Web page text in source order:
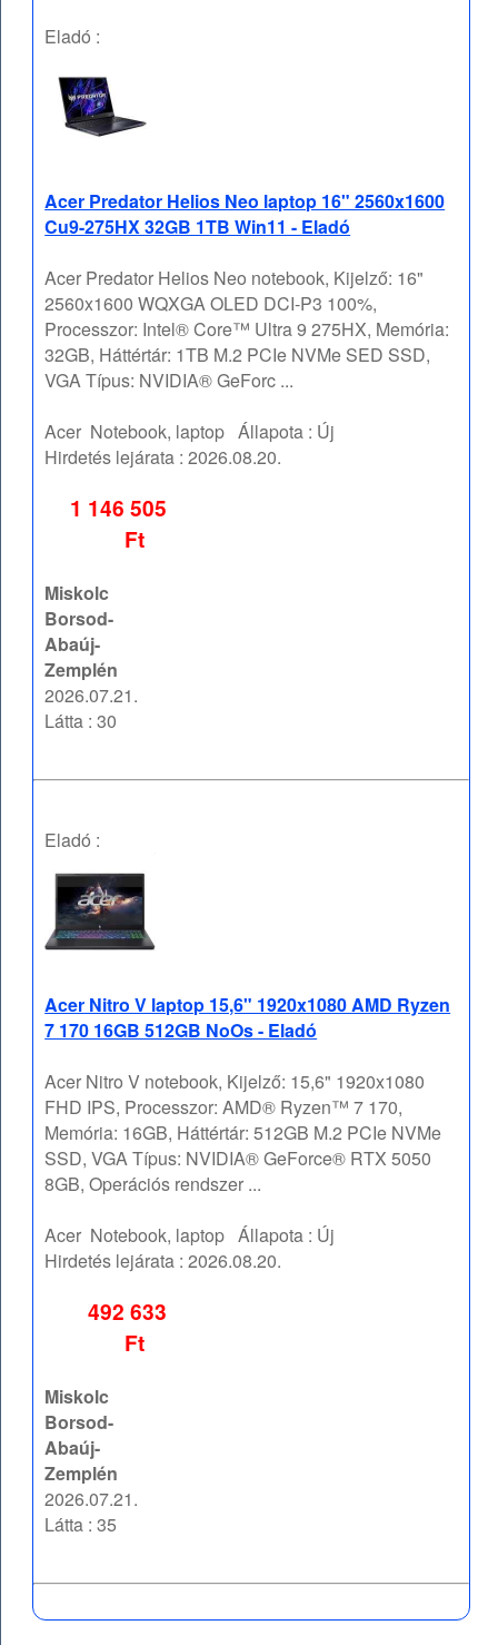
Eladó :
Acer Predator Helios Neo laptop 16" 2560x1600
Cu9-275HX 32GB 1TB Win11 - Eladó
Acer Predator Helios Neo notebook, Kijelző: 16"
2560x1600 WQXGA OLED DCI-P3 100%,
Processzor: Intel® Core™ Ultra 9 275HX, Memória:
32GB, Háttértár: 1TB M.2 PCIe NVMe SED SSD,
VGA Típus: NVIDIA® GeForc ...
Acer Notebook, laptop Állapota : Új
Hirdetés lejárata :2026.08.20.
1 146 505
Ft
Miskolc
Borsod-
Abaúj-
Zemplén
2026.07.21.
Látta : 30
Eladó :
Acer Nitro V laptop 15,6" 1920x1080 AMD Ryzen
7 170 16GB 512GB NoOs - Eladó
Acer Nitro V notebook, Kijelző: 15,6" 1920x1080
FHD IPS, Processzor: AMD® Ryzen™ 7 170,
Memória: 16GB, Háttértár: 512GB M.2 PCIe NVMe
SSD, VGA Típus: NVIDIA® GeForce® RTX 5050
8GB, Operációs rendszer ...
Acer Notebook, laptop Állapota : Új
Hirdetés lejárata :2026.08.20.
492 633
Ft
Miskolc
Borsod-
Abaúj-
Zemplén
2026.07.21.
Látta : 35